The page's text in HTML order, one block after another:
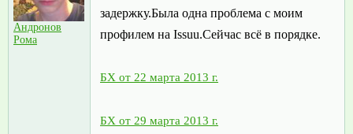
Андронов
Рома
задержку.Была одна проблема с моим
профилем на Issuu.Сейчас всё в порядке.
БХ от 22 марта 2013 г.
БХ от 29 марта 2013 г.